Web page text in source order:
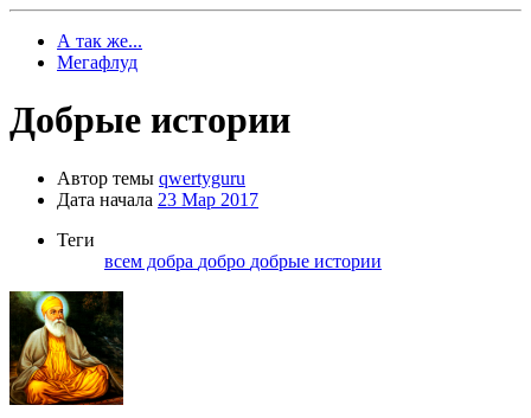
А так же...
Мегафлуд
Добрые истории
Автор темы qwertyguru
Дата начала 23 Мар 2017
Теги
всем добра добро добрые истории